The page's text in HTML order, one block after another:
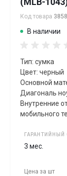
Код товара
В наличии
Тип: сумка
Цвет: черный
Основной
Диагональ
Внутренние
мобильного
ГАРАНТИЙНЫЙ
3 мес.
Цена за шт